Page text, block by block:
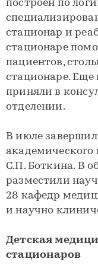
построен по
стационар и
стационаре
пациентов,
стационаре. Еще
приняли в
отделении.
В июле
С.П. Боткина. В
разместили
28 кафедр
и научно
Детская
стационаров